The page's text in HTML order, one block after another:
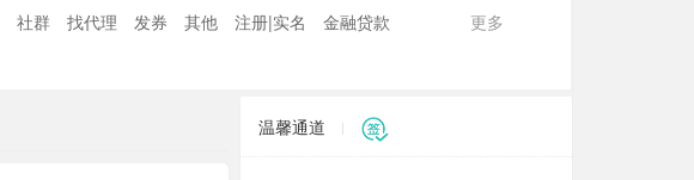
社群 找代理 发券 其他 注册|实名
金融贷款
更多
温馨通道